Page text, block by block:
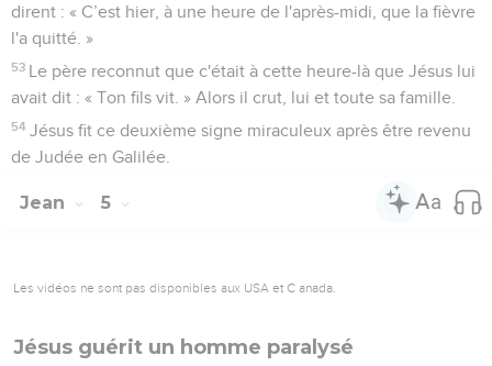
dirent : « C’est hier, à une heure de l'après-midi, que la fièvre
l'a quitté. »
53 Le père reconnut que c'était à cette heure-là que Jésus lui
avait dit : « Ton fils vit. » Alors il crut, lui et toute sa famille.
54 Jésus fit ce deuxième signe miraculeux après être revenu
de Judée en Galilée.
Jean 5
Les vidéos ne sont pas disponibles aux USA et C anada.
Jésus guérit un homme paralysé